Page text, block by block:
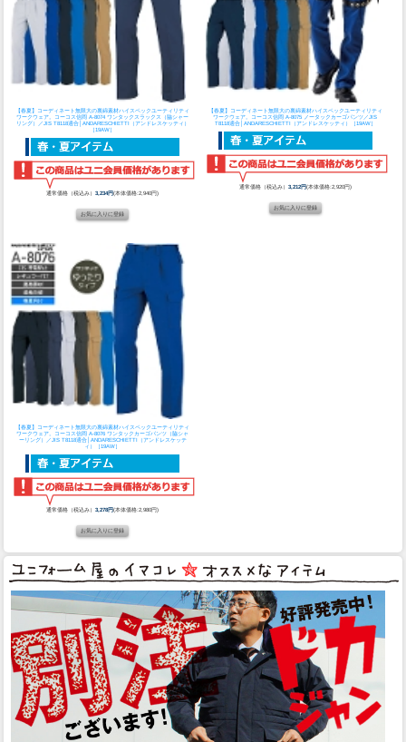
【春夏】コーディネート無限大の裏綿素材ハイスペックユーティリティ
ワークウェア。
コーコス信岡 A-8074 ワンタックスラックス（脇シャー
リング）／JIS T8118適合│ANDARESCHIETTI（アンドレスケッティ）
［19AW］
通常価格（税込み）3,234円(本体価格:2,940円)
【春夏】コーディネート無限大の裏綿素材ハイスペックユーティリティ
ワークウェア。 コーコス信岡 A-8075 ノータックカーゴパンツ／JIS
T8118適合│ANDARESCHIETTI（アンドレスケッティ）［19AW］
通常価格（税込み） 3,212円(本体価格:2,920円)
【春夏】コーディネート無限大の裏綿素材ハイスペックユーティリティ
ワークウェア。
コーコス信岡 A-8076 ワンタックカーゴパンツ（脇シャ
ーリング）／JIS T8118適合│ANDARESCHIETTI（アンドレスケッテ
ィ）［19AW］
通常価格（税込み）3,278円(本体価格:2,980円)